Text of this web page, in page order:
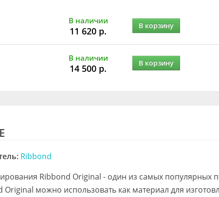
В наличии
11 620 р. В корзину
В наличии
14 500 р. В корзину
Ribbond
Ribbond Original - один из самых популярных
Original можно использовать как материал для